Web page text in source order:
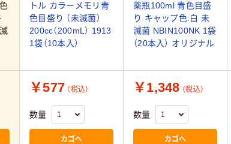
トル カラーメモリ青
色目盛り （未滅菌）
200cc（200mL） 1913
1袋（10本入）
薬瓶100ml 青色目盛
り キャップ色:白 未
滅菌 NBIN100NK 1袋
（20本入） オリジナル
￥577 （税込）
数量
カゴへ
￥1,348 （税込）
数量
カゴへ